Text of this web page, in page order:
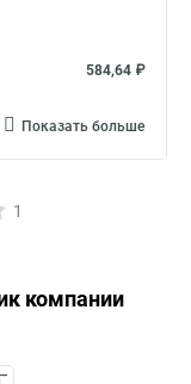
584,64 ₽
Показать больше
1
компании